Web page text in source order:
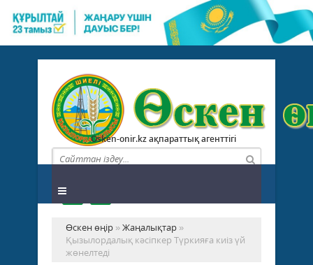
Osken-onir.kz ақпараттық агенттігі
Өскен өңір »Жаңалықтар »
Қызылордалық кәсіпкер Түркияға киіз үй
жөнелтеді